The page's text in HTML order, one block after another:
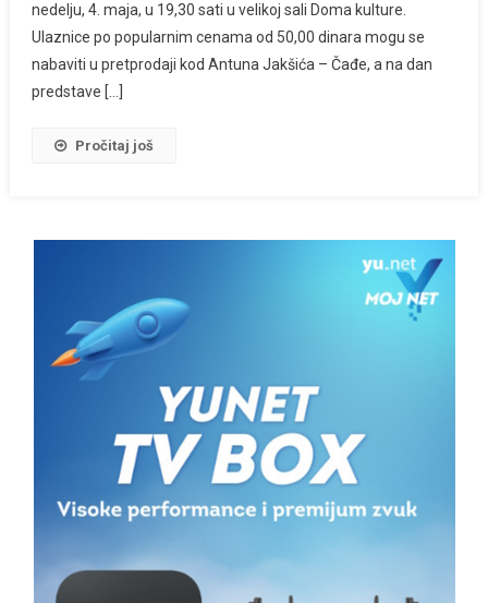
nedelju, 4. maja, u 19,30 sati u velikoj sali Doma kulture.
Ulaznice po popularnim cenama od 50,00 dinara mogu se
nabaviti u pretprodaji kod Antuna Jakšića – Čađe, a na dan
predstave […]
Pročitaj još